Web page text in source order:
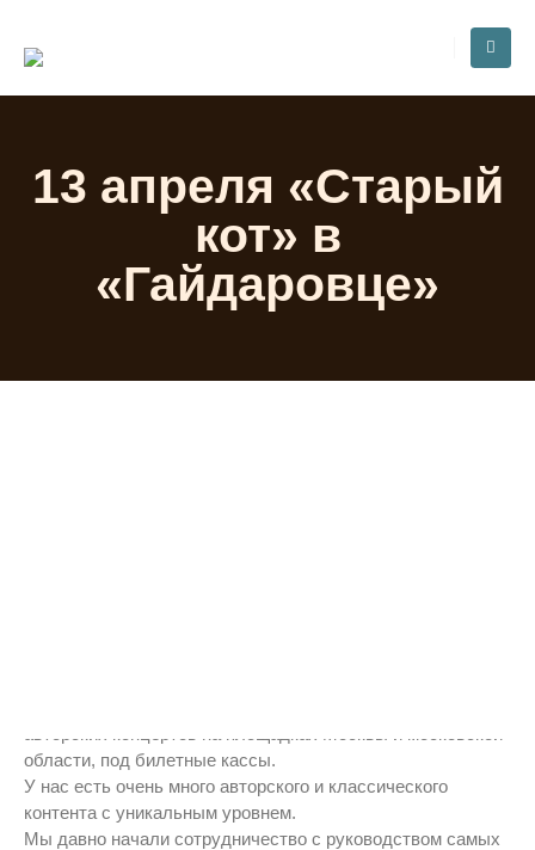
13 апреля «Старый
кот» в
«Гайдаровце»
области, под билетные кассы.
У нас есть очень много авторского и классического
контента с уникальным уровнем.
Мы давно начали сотрудничество с руководством самых